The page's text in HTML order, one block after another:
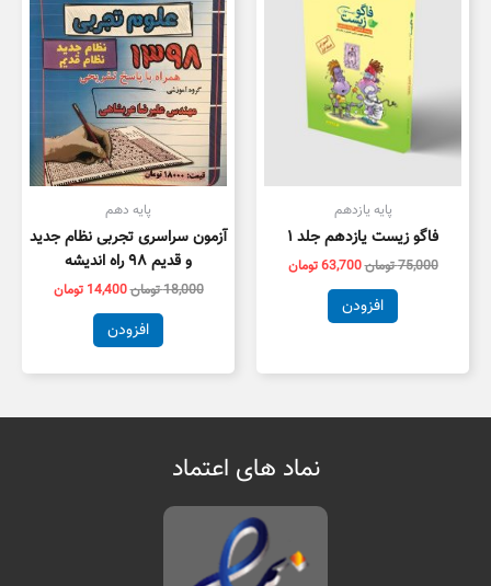
پایه یازدهم
فاگو زیست یازدهم جلد ۱
75,000تومان63,700تومان
افزودن
پایه دهم
آزمون سراسری تجربی نظام جدید
و قدیم ۹۸ راه اندیشه
18,000تومان14,400 تومان
افزودن
نماد های اعتماد